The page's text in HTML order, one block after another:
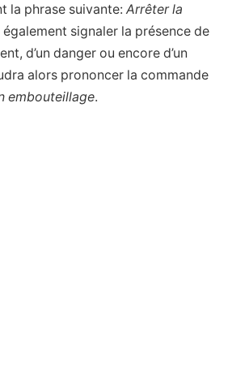
la phrase suivante: Arrêter la
également signaler la présence de
d’un danger ou encore d’un
alors prononcer la commande
embouteillage.